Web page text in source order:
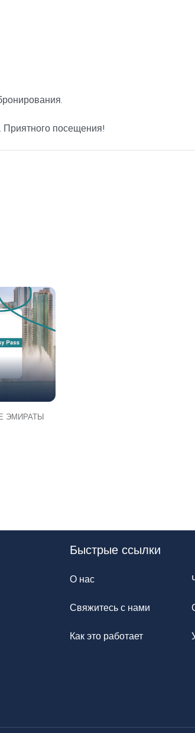
Приятного посещения!
ЭМИРАТЫ
Быстрые ссылки
О нас
Свяжитесь с нами
Как это работает